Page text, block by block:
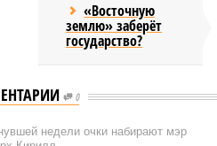
«Восточную
землю» заберёт
государство?
0
недели очки набирают мэр